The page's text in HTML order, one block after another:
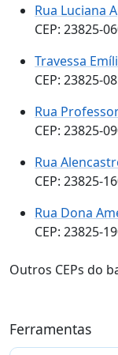
Rua Luciana
CEP: 23825-
Travessa
CEP: 23825-
Rua
CEP: 23825-
Rua
CEP: 23825-
Rua Dona
CEP: 23825-
Outros CEPs do
Ferramentas